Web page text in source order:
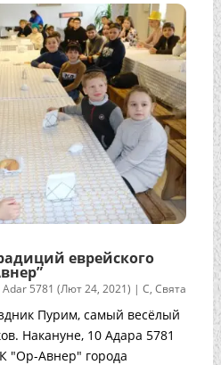
еврейского
Adar 5781 (Лют 24, 2021) |С,Свята
Пурим, самый весёлый
Накануне, 10 Адара 5781
"Ор-Авнер" города